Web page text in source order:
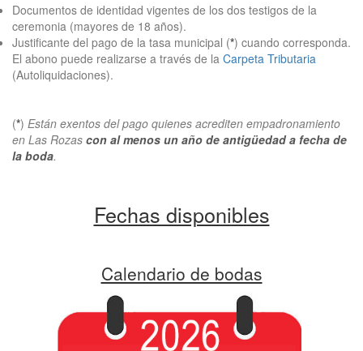
Documentos de identidad vigentes de los dos testigos de la
ceremonia (mayores de 18 años).
Justificante del pago de la tasa municipal (*) cuando corresponda.
El abono puede realizarse a través de la Carpeta Tributaria
(Autoliquidaciones).
(*) Están exentos del pago quienes acrediten empadronamiento
en Las Rozas con al menos un año de antigüedad a fecha de
la boda.
Fechas disponibles
Calendario de bodas